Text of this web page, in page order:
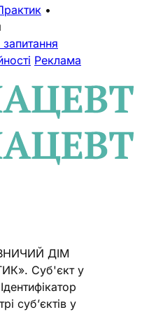
•
Реклама
ДІМ
Cуб'єкт у
суб’єктів у